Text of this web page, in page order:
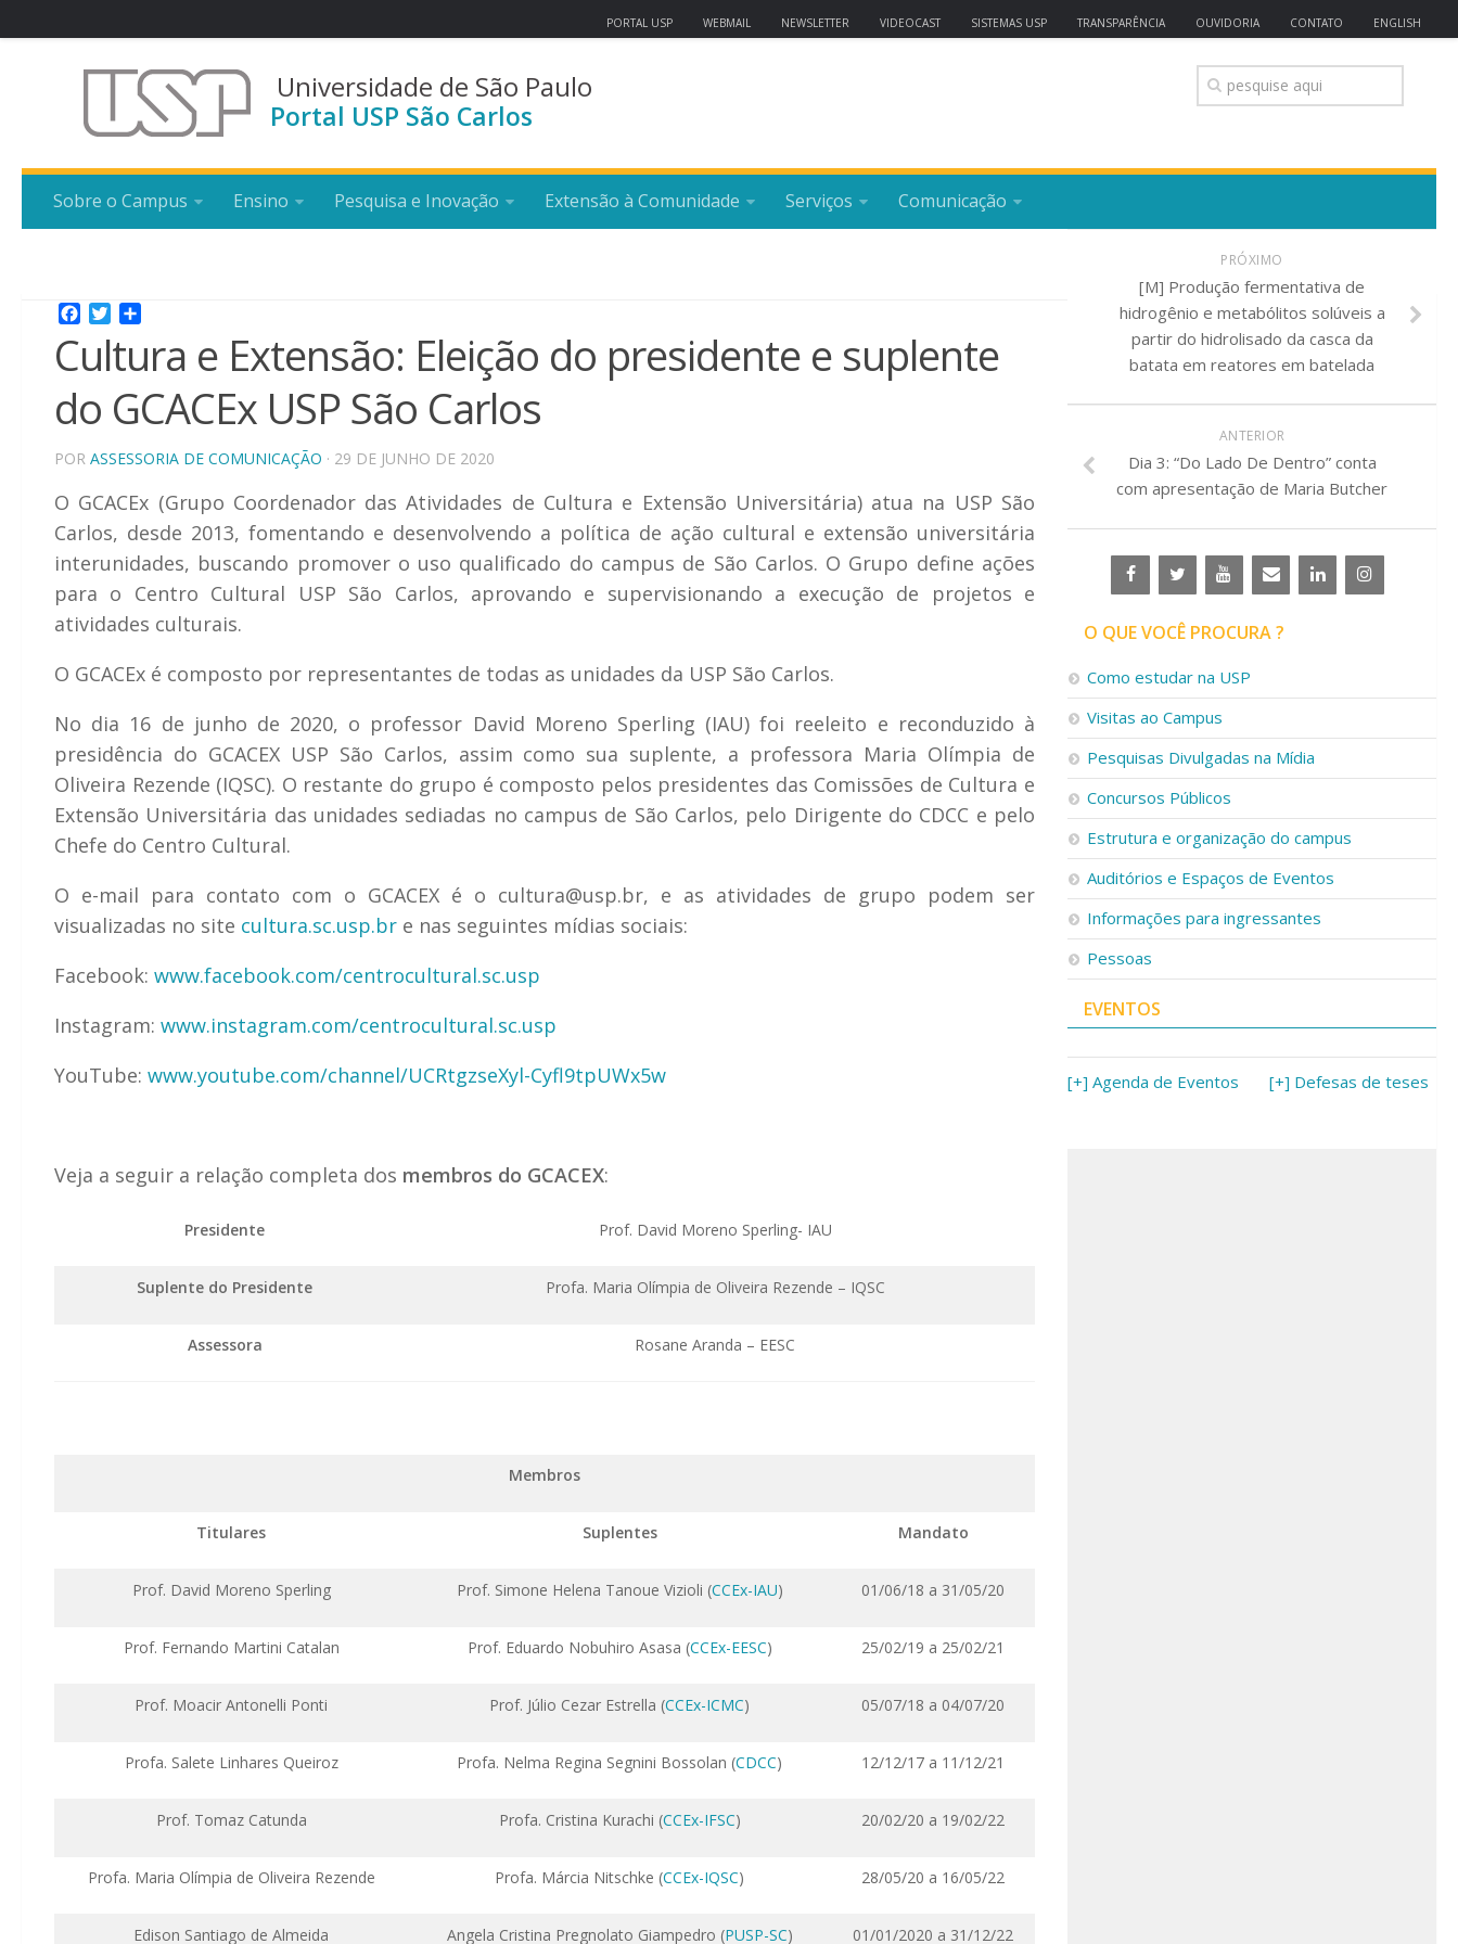
PORTAL USP WEBMAIL NEWSLETTER VIDEOCAST SISTEMAS USP TRANSPARÊNCIA OUVIDORIA CONTATO ENGLISH
Universidade de São Paulo
Portal USP São Carlos
Sobre o Campus Ensino Pesquisa e Inovação Extensão à Comunidade Serviços Comunicação
Facebook
Twitter
Cultura e Extensão: Eleição do presidente e suplente
do GCACEx USP São Carlos
POR ASSESSORIA DE COMUNICAÇÃO · 29 DE JUNHO DE 2020
O GCACEx (Grupo Coordenador das Atividades de Cultura e Extensão Universitária) atua na USP São
Carlos, desde 2013, fomentando e desenvolvendo a política de ação cultural e extensão universitária
interunidades, buscando promover o uso qualificado do campus de São Carlos. O Grupo define ações
para o Centro Cultural USP São Carlos, aprovando e supervisionando a execução de projetos e
atividades culturais.
O GCACEx é composto por representantes de todas as unidades da USP São Carlos.
No dia 16 de junho de 2020, o professor David Moreno Sperling (IAU) foi reeleito e reconduzido à
presidência do GCACEX USP São Carlos, assim como sua suplente, a professora Maria Olímpia de
Oliveira Rezende (IQSC). O restante do grupo é composto pelos presidentes das Comissões de Cultura e
Extensão Universitária das unidades sediadas no campus de São Carlos, pelo Dirigente do CDCC e pelo
Chefe do Centro Cultural.
O e-mail para contato com o GCACEX é o cultura@usp.br, e as atividades de grupo podem ser
visualizadas no site cultura.sc.usp.br e nas seguintes mídias sociais:
Facebook: www.facebook.com/centrocultural.sc.usp
Instagram: www.instagram.com/centrocultural.sc.usp
YouTube: www.youtube.com/channel/UCRtgzseXyl-Cyfl9tpUWx5w
Veja a seguir a relação completa dos membros do GCACEX:
Presidente Prof. David Moreno Sperling- IAU
Suplente do Presidente Profa. Maria Olímpia de Oliveira Rezende – IQSC
Assessora Rosane Aranda – EESC
Membros
Titulares Suplentes Mandato
Prof. David Moreno Sperling Prof. Simone Helena Tanoue Vizioli (CCEx-IAU) 01/06/18 a 31/05/20
Prof. Fernando Martini Catalan Prof. Eduardo Nobuhiro Asasa (CCEx-EESC) 25/02/19 a 25/02/21
Prof. Moacir Antonelli Ponti Prof. Júlio Cezar Estrella (CCEx-ICMC) 05/07/18 a 04/07/20
Profa. Salete Linhares Queiroz Profa. Nelma Regina Segnini Bossolan (CDCC) 12/12/17 a 11/12/21
Prof. Tomaz Catunda Profa. Cristina Kurachi (CCEx-IFSC) 20/02/20 a 19/02/22
Profa. Maria Olímpia de Oliveira Rezende Profa. Márcia Nitschke (CCEx-IQSC) 28/05/20 a 16/05/22
Edison Santiago de Almeida Angela Cristina Pregnolato Giampedro (PUSP-SC) 01/01/2020 a 31/12/22
PRÓXIMO
[M] Produção fermentativa de
hidrogênio e metabólitos solúveis a
partir do hidrolisado da casca da
batata em reatores em batelada
ANTERIOR
Dia 3: “Do Lado De Dentro” conta
com apresentação de Maria Butcher
O QUE VOCÊ PROCURA ?
Como estudar na USP
Visitas ao Campus
Pesquisas Divulgadas na Mídia
Concursos Públicos
Estrutura e organização do campus
Auditórios e Espaços de Eventos
Informações para ingressantes
Pessoas
EVENTOS
[+] Agenda de Eventos [+] Defesas de teses